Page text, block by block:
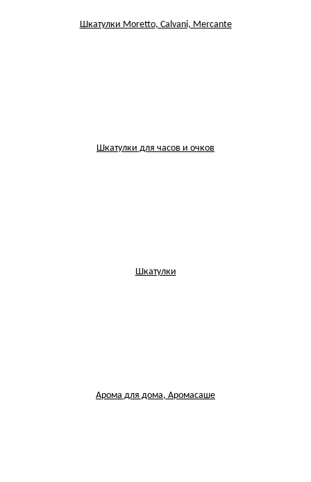
Шкатулки Moretto, Calvani, Mercante
Шкатулки для часов и очков
Шкатулки
Арома для дома, Аромасаше